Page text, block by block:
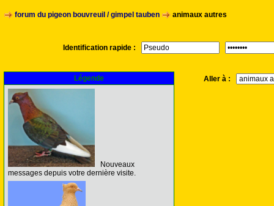
forum du pigeon bouvreuil / gimpel tauben animaux autres
Identification rapide :
Légende
Nouveaux
messages depuis votre dernière visite.
Aller à :